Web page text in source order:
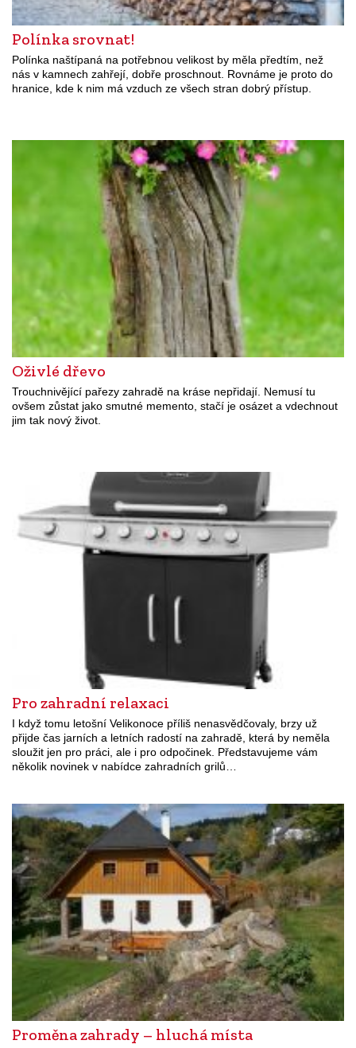
Polínka srovnat!
Polínka naštípaná na potřebnou velikost by měla předtím, než
nás v kamnech zahřejí, dobře proschnout. Rovnáme je proto do
hranice, kde k nim má vzduch ze všech stran dobrý přístup.
Oživlé dřevo
Trouchnivějící pařezy zahradě na kráse nepřidají. Nemusí tu
ovšem zůstat jako smutné memento, stačí je osázet a vdechnout
jim tak nový život.
Pro zahradní relaxaci
I když tomu letošní Velikonoce příliš nenasvědčovaly, brzy už
přijde čas jarních a letních radostí na zahradě, která by neměla
sloužit jen pro práci, ale i pro odpočinek. Představujeme vám
několik novinek v nabídce zahradních grilů…
Proměna zahrady – hluchá místa